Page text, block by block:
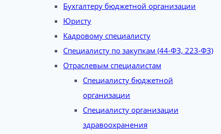
Бухгалтеру бюджетной организации
Юристу
Кадровому специалисту
Специалисту по закупкам (44-ФЗ, 223-ФЗ)
Отраслевым специалистам
Специалисту бюджетной
организации
Специалисту организации
здравоохранения